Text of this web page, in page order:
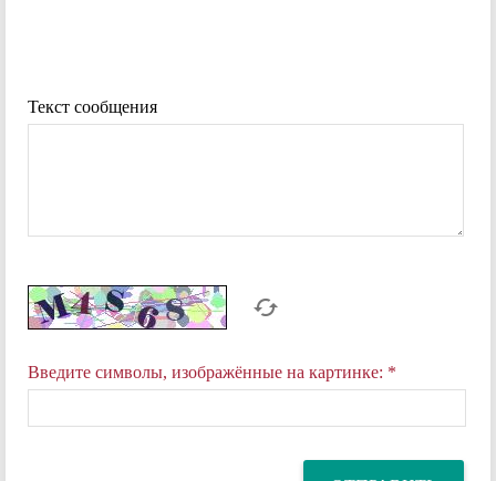
Текст сообщения
Введите символы, изображённые на картинке: *